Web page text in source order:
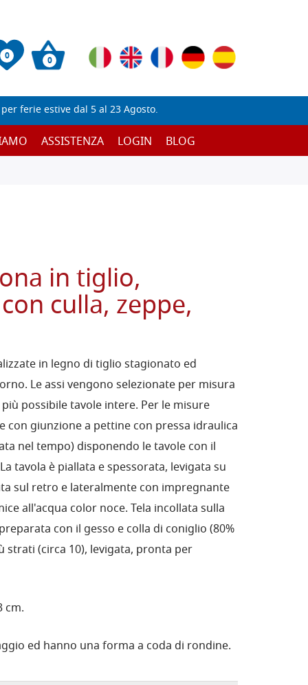
0 0
ferie estive dal 5 al 23 Agosto.
ASSISTENZA LOGIN BLOG
in tiglio,
culla, zeppe,
in legno di tiglio stagionato ed
Le assi vengono selezionate per misura
possibile tavole intere. Per le misure
con giunzione a pettine con pressa idraulica
nel tempo) disponendo le tavole con il
tavola è piallata e spessorata, levigata su
sul retro e lateralmente con impregnante
all'acqua color noce. Tela incollata sulla
con il gesso e colla di coniglio (80%
strati (circa 10), levigata, pronta per
cm.
ed hanno una forma a coda di rondine.